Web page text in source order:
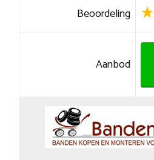
Beoordeling
Aanbod